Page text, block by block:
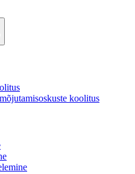
koolitus